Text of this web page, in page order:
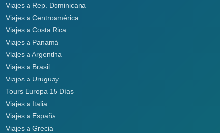
Viajes a Rep. Dominicana
Viajes a Centroamérica
Viajes a Costa Rica
Viajes a Panamá
Viajes a Argentina
Viajes a Brasil
Viajes a Uruguay
Tours Europa 15 Días
Viajes a Italia
Viajes a España
Viajes a Grecia